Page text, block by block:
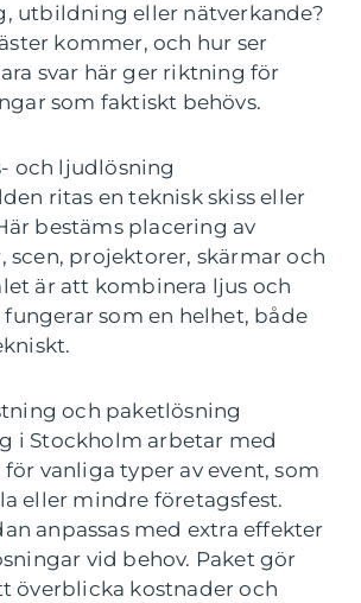
utbildning eller nätverkande?
kommer, och hur ser
svar här ger riktning för
som faktiskt behövs.
och ljudlösning
ritas en teknisk skiss eller
bestäms placering av
scen, projektorer, skärmar och
är att kombinera ljus och
som en helhet, både
och paketlösning
i Stockholm arbetar med
vanliga typer av event, som
eller mindre företagsfest.
anpassas med extra effekter
vid behov. Paket gör
överblicka kostnader och